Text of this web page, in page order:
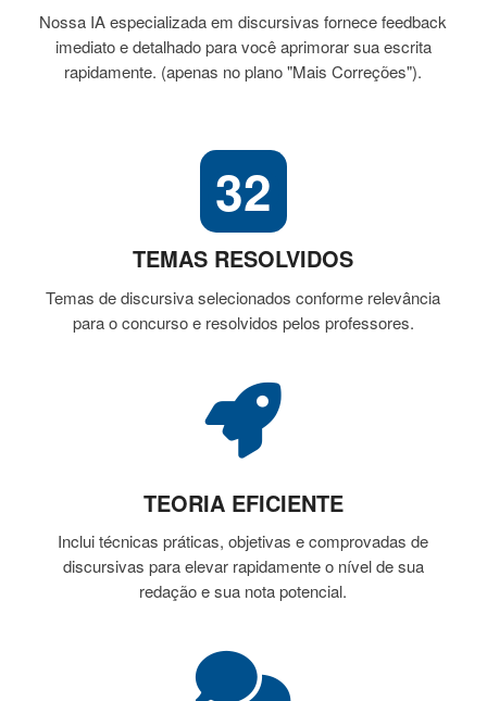
Nossa IA especializada em discursivas fornece feedback
imediato e detalhado para você aprimorar sua escrita
rapidamente. (apenas no plano "Mais Correções").
32
TEMAS RESOLVIDOS
Temas de discursiva selecionados conforme relevância
para o concurso e resolvidos pelos professores.
TEORIA EFICIENTE
Inclui técnicas práticas, objetivas e comprovadas de
discursivas para elevar rapidamente o nível de sua
redação e sua nota potencial.